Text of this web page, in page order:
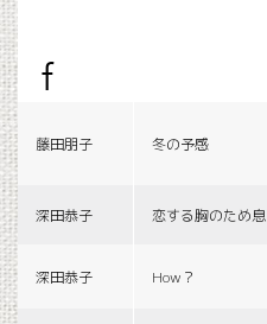
f
藤田朋子 冬の予感
深田恭子 恋する胸のため息
深田恭子 How？